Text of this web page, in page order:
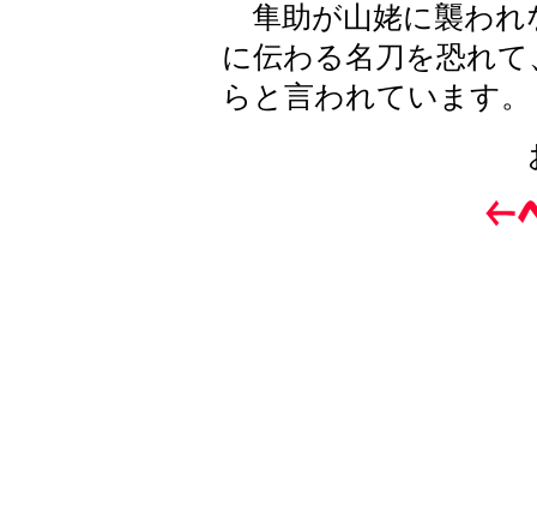
隼助が山姥に襲われ
に伝わる名刀を恐れ
らと言われています。